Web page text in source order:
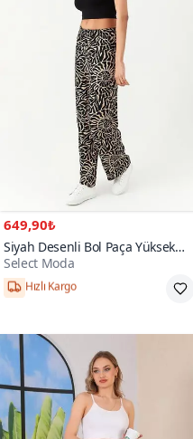
649,90₺
Siyah Desenli Bol Paça Yüksek
Bel Pantolon
Select Moda
Hızlı Kargo